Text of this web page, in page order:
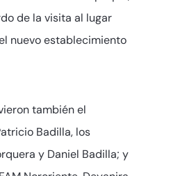
de la visita al lugar
nuevo establecimiento
también el
Badilla, los
y Daniel Badilla; y